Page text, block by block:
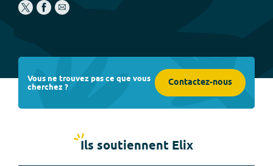
Vous ne trouvez pas ce que vous
cherchez ? Contactez-nous
Ils soutiennent Elix